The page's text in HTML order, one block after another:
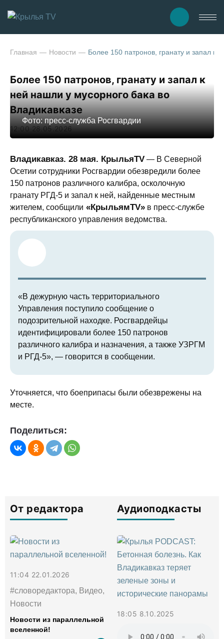
Главная Новости Более 150 патронов, гранату и запал к
Более 150 патронов, гранату и запал к
ней нашли у мусорного бака во
Владикавказе
12:00 28.05.2026
Фото: пресс-служба Росгвардии
Владикавказ. 28 мая. КрыльяTV — В Северной
Осетии сотрудники Росгвардии обезвредили более
150 патронов различного калибра, осколочную
гранату РГД-5 и запал к ней, найденные местным
жителем, сообщили «КрыльямTV» в пресс-службе
республиканского управления ведомства.
«В дежурную часть территориального
Управления поступило сообщение о
подозрительной находке. Росгвардейцы
идентифицировали более 150 патронов
различного калибра и назначения, а также УЗРГМ
и РГД-5», — говорится в сообщении.
Уточняется, что боеприпасы были обезврежены на
месте.
Поделиться:
От редактора
11:04 22.01.2026
#словоредактора, Видео,
Новости
Новости из параллельной
вселенной!
Аудиоподкасты
18:05 8.10.2025